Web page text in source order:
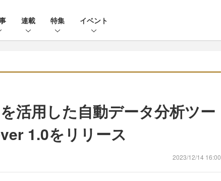
連載 特集 イベント
活用した自動データ分析ツー
1.0をリリース
2023/12/14 16:00